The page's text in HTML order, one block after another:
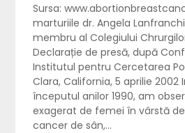
Sursa:
marturiile dr. Angela
membru al Colegiului
Declarație de presă, după
Institutul pentru Cercetarea
Clara, California, 5 aprilie
începutul anilor 1990, am
exagerat de femei în vârstă
cancer de sân,…